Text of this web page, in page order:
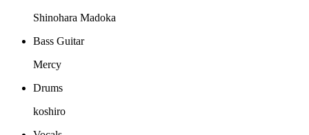
Shinohara Madoka
Bass Guitar
Mercy
Drums
koshiro